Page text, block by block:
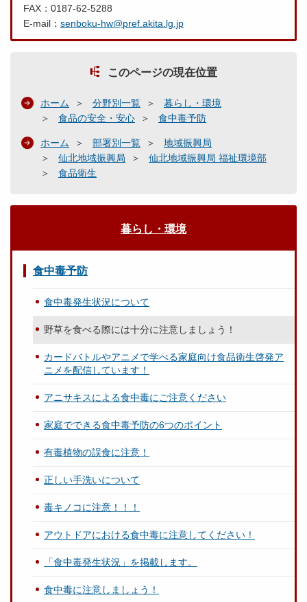
FAX：0187-62-5288
E-mail： senboku-hw@pref.akita.lg.jp
このページの現在位置
ホーム 分野別一覧
暮らし・環境
食品の安全・安心
食中毒予防
ホーム 部署別一覧
地域振興局
仙北地域振興局
仙北地域振興局 福祉環境部
食品衛生
暮らし・環境
食中毒予防
食中毒発生状況について
野草を食べる際には十分に注意しましょう！
カードバトルやアニメで学べる家庭向け食品衛生啓発ア
ニメを配信しています！
アニサキスによる食中毒にご注意ください
家庭でできる食中毒予防の6つのポイント
有毒植物の誤食に注意！
正しい手洗いについて
毒キノコに注意！！！
アウトドアにおける食中毒に注意してください！
「食中毒発生状況」を掲載します。
食中毒に注意しましょう！